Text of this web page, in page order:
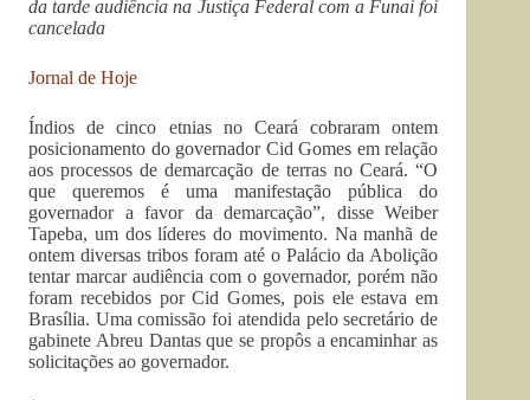
da tarde audiência na Justiça Federal com a Funai foi
cancelada
Jornal de Hoje
Índios de cinco etnias no Ceará cobraram ontem
posicionamento do governador Cid Gomes em relação
aos processos de demarcação de terras no Ceará. “O
que queremos é uma manifestação pública do
governador a favor da demarcação”, disse Weiber
Tapeba, um dos líderes do movimento. Na manhã de
ontem diversas tribos foram até o Palácio da Abolição
tentar marcar audiência com o governador, porém não
foram recebidos por Cid Gomes, pois ele estava em
Brasília. Uma comissão foi atendida pelo secretário de
gabinete Abreu Dantas que se propôs a encaminhar as
solicitações ao governador.